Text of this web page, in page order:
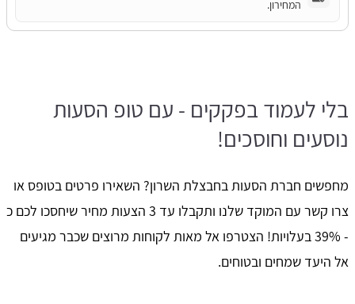
המחירון.
בלי לעמוד בפקקים - עם טופ הסעות
נוסעים וחוסכים!
מחפשים חברת הסעות בחבצלת השרון? השאירו פרטים בטופס או
צרו קשר עם המוקד שלנו ותקבלו עד 3 הצעות מחיר שיחסכו לכם כ
- 39% בעלויות! הצטרפו אל מאות לקוחות מרוצים שכבר מגיעים
אל היעד שמחים ובטוחים.